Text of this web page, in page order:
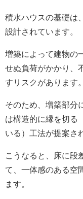
積水ハウスの基礎は
設計されています。
増築によって建物の
せぬ負荷がかかり、
すリスクがあります。
そのため、増築部分
は構造的に縁を切る
いる）工法が提案さ
こうなると、床に段
て、一体感のある空
ます。